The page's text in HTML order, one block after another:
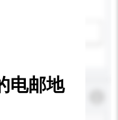
* 必须填写
电邮地